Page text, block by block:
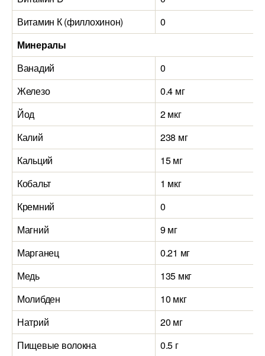
Витамин К (филлохинон)
0
Минералы
Ванадий
0
Железо
0.4 мг
Йод
2 мкг
Калий
238 мг
Кальций
15 мг
Кобальт
1 мкг
Кремний
0
Магний
9 мг
Марганец
0.21 мг
Медь
135 мкг
Молибден
10 мкг
Натрий
20 мг
Пищевые волокна
0.5 г